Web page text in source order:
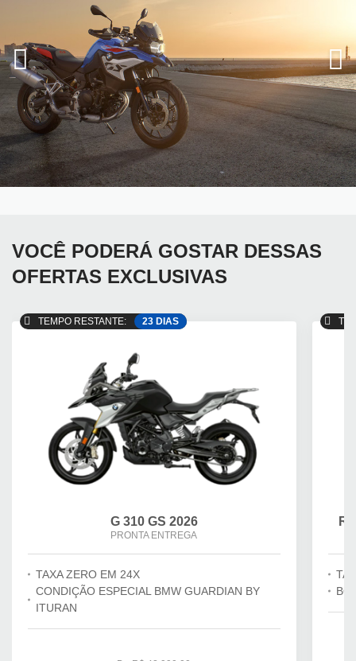
VOCÊ PODERÁ GOSTAR DESSAS
OFERTAS EXCLUSIVAS
TEMPO RESTANTE: 23 DIAS
G 310 GS 2026
PRONTA ENTREGA
TAXA ZERO EM 24X
CONDIÇÃO ESPECIAL BMW GUARDIAN BY
ITURAN
R